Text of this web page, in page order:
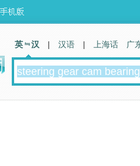
英 汉 | 汉语 | 上海话 广